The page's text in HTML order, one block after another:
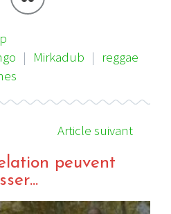
| Mirkadub | reggae
Article suivant
peuvent